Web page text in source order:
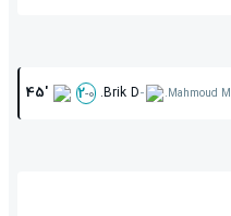
45' 0
-
2 Brik D.- Mahmoud M.